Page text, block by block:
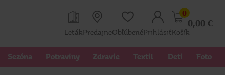
LetákPredajneObľúbenéPrihlásiť
0
0,00 €
Košík
Sezóna Potraviny Zdravie Textil Deti Foto